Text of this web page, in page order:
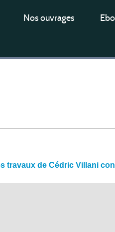
Nos ouvrages
travaux de Cédric Villani